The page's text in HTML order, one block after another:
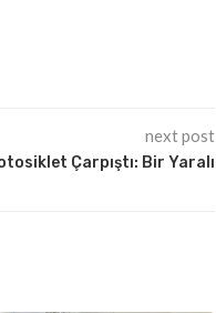
next post
Çarpıştı: Bir Yaralı